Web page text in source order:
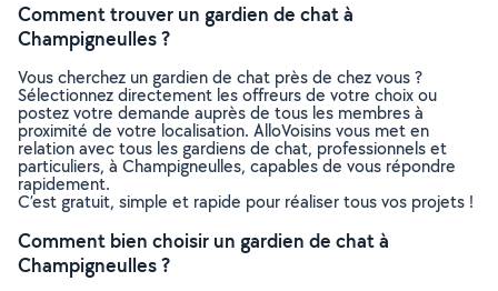
Comment trouver un gardien de chat à
Champigneulles ?
Vous cherchez un gardien de chat près de chez vous ?
Sélectionnez directement les offreurs de votre choix ou
postez votre demande auprès de tous les membres à
proximité de votre localisation. AlloVoisins vous met en
relation avec tous les gardiens de chat, professionnels et
particuliers, à Champigneulles, capables de vous répondre
rapidement.
C’est gratuit, simple et rapide pour réaliser tous vos projets !
Comment bien choisir un gardien de chat à
Champigneulles ?